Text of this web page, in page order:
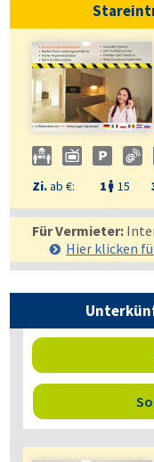
Zi.ab €: 1  15
Für Vermieter:
Hier klicken